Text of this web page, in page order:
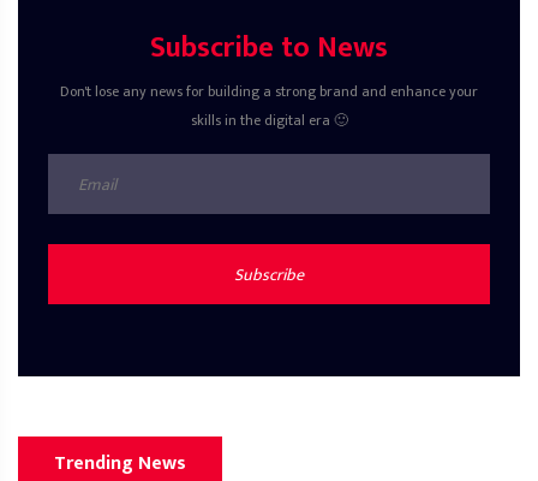
Subscribe to News
Don't lose any news for building a strong brand and enhance your
skills in the digital era 🙂
Subscribe
Trending News